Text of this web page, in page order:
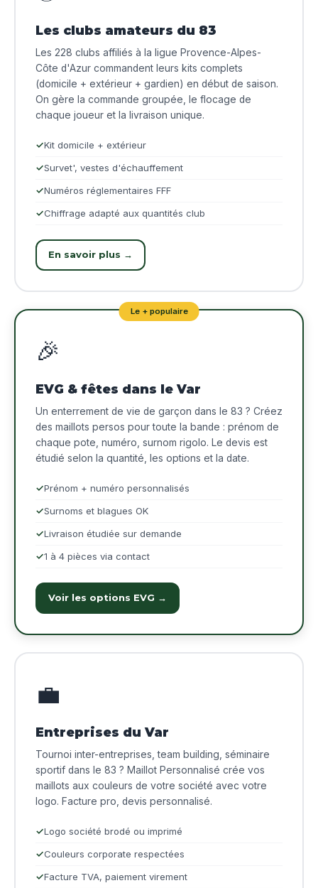
Les clubs amateurs du 83
Les 228 clubs affiliés à la ligue Provence-Alpes-
Côte d'Azur commandent leurs kits complets
(domicile + extérieur + gardien) en début de saison.
On gère la commande groupée, le flocage de
chaque joueur et la livraison unique.
Kit domicile + extérieur
Survet', vestes d'échauffement
Numéros réglementaires FFF
Chiffrage adapté aux quantités club
En savoir plus →
Le + populaire
🎉
EVG & fêtes dans le Var
Un enterrement de vie de garçon dans le 83 ? Créez
des maillots persos pour toute la bande : prénom de
chaque pote, numéro, surnom rigolo. Le devis est
étudié selon la quantité, les options et la date.
Prénom + numéro personnalisés
Surnoms et blagues OK
Livraison étudiée sur demande
1 à 4 pièces via contact
Voir les options EVG →
💼
Entreprises du Var
Tournoi inter-entreprises, team building, séminaire
sportif dans le 83 ? Maillot Personnalisé crée vos
maillots aux couleurs de votre société avec votre
logo. Facture pro, devis personnalisé.
Logo société brodé ou imprimé
Couleurs corporate respectées
Facture TVA, paiement virement